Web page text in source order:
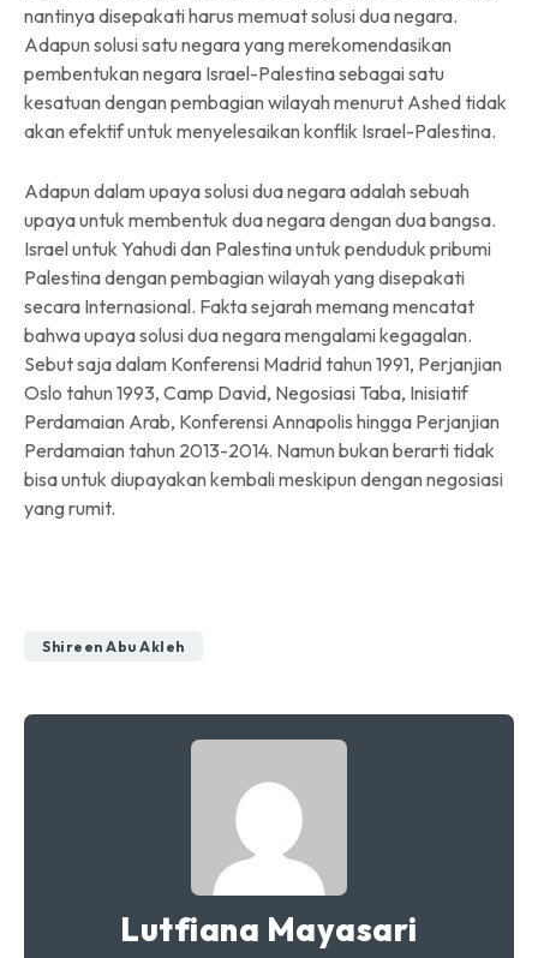
nantinya disepakati harus memuat solusi dua negara.
Adapun solusi satu negara yang merekomendasikan
pembentukan negara Israel-Palestina sebagai satu
kesatuan dengan pembagian wilayah menurut Ashed tidak
akan efektif untuk menyelesaikan konflik Israel-Palestina.
Adapun dalam upaya solusi dua negara adalah sebuah
upaya untuk membentuk dua negara dengan dua bangsa.
Israel untuk Yahudi dan Palestina untuk penduduk pribumi
Palestina dengan pembagian wilayah yang disepakati
secara Internasional. Fakta sejarah memang mencatat
bahwa upaya solusi dua negara mengalami kegagalan.
Sebut saja dalam Konferensi Madrid tahun 1991, Perjanjian
Oslo tahun 1993, Camp David, Negosiasi Taba, Inisiatif
Perdamaian Arab, Konferensi Annapolis hingga Perjanjian
Perdamaian tahun 2013-2014. Namun bukan berarti tidak
bisa untuk diupayakan kembali meskipun dengan negosiasi
yang rumit.
Shireen Abu Akleh
Lutfiana Mayasari